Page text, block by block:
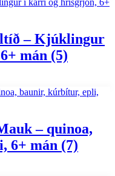
– Kjúklingur
mán (5)
– quinoa,
6+ mán (7)